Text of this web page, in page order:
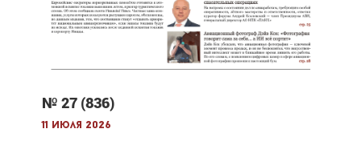
№ 27 (836)
11 июля 2026